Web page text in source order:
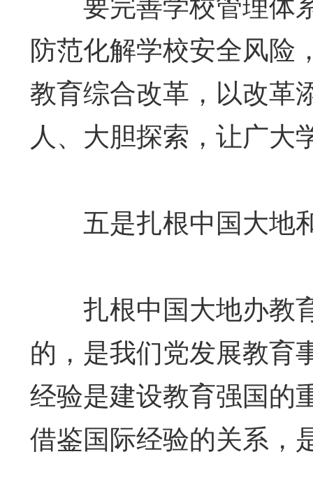
防范化解学校安全风险
教育综合改革，以改革
人、大胆探索，让广大
五是扎根中国大地
扎根中国大地办教
的，是我们党发展教育
经验是建设教育强国的
借鉴国际经验的关系，